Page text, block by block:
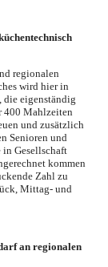
regionalen
wird hier in
die eigenständig
400 Mahlzeiten
und zusätzlich
Senioren und
in Gesellschaft
kommen
Zahl zu
Mittag- und
an regionalen